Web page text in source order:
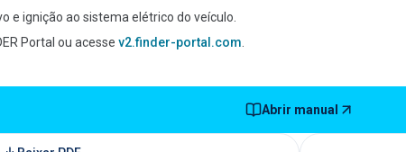
e ignição ao sistema elétrico do veículo.
Portal ou acesse v2.finder-portal.com
Abrir manual